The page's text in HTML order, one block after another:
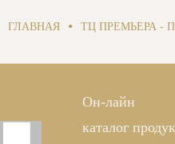
ГЛАВНАЯ • ТЦ ПРЕМЬЕРА -
Он-лайн
каталог